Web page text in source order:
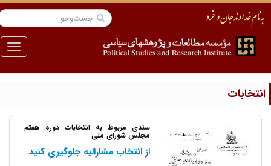
منو
سندی مربوط به انتخابات دوره هفتم
مجلس شورای ملی
از انتخاب مشارالیه جلوگیری کنید